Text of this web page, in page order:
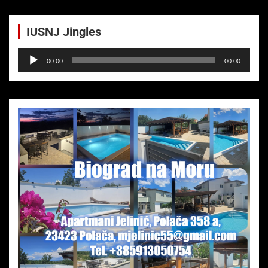
IUSNJ Jingles
Audio-
Player
00:00 00:00